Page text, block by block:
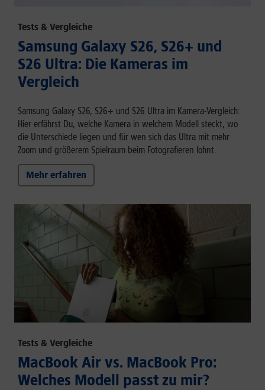
Tests & Vergleiche
Samsung Galaxy S26, S26+ und
S26 Ultra: Die Kameras im
Vergleich
Samsung Galaxy S26, S26+ und S26 Ultra im Kamera-Vergleich:
Hier erfährst Du, welche Kamera in welchem Modell steckt, wo
die Unterschiede liegen und für wen sich das Ultra mit mehr
Zoom und größerem Spielraum beim Fotografieren lohnt.
Mehr erfahren
Tests & Vergleiche
MacBook Air vs. MacBook Pro:
Welches Modell passt zu mir?